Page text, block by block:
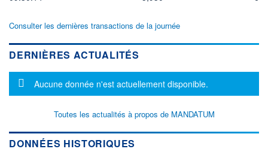
Consulter les dernières transactions de la journée
DERNIÈRES ACTUALITÉS
Message d'information
Aucune donnée n'est actuellement disponible.
Toutes les actualités à propos de MANDATUM
DONNÉES HISTORIQUES